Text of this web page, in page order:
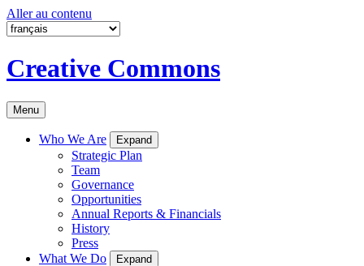
Aller au contenu
Creative Commons
Menu
Who We Are Expand
Strategic Plan
Team
Governance
Opportunities
Annual Reports & Financials
History
Press
What We Do
Expand